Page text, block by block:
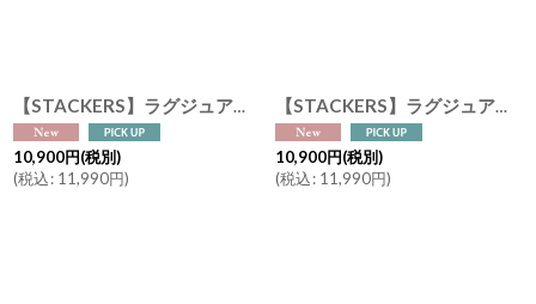
【STACKERS】ラグジュアリートラベルジュエリーボックス ブラックラフィア Black Raffia Luxury Travel Jewellery Box スタッカーズ イギリス ロンドン ジュエリーボックス
10,900円(税別)
(税込: 11,990円)
【STACKERS】ラグジュアリートラベルジュエリーボックス ブラッシュラフィア Blush Raffia Luxury Travel Jewellery Box スタッカーズ イギリス ロンドン ジュエリーボックス
10,900円(税別)
(税込: 11,990円)